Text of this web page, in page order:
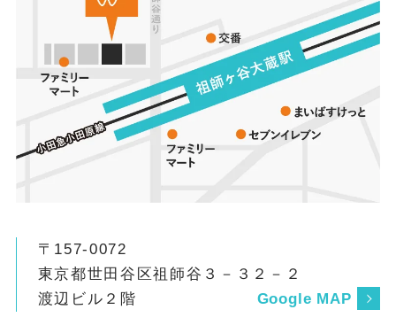
〒157-0072
東京都世田谷区祖師谷３－３２－２
渡辺ビル２階
Google MAP